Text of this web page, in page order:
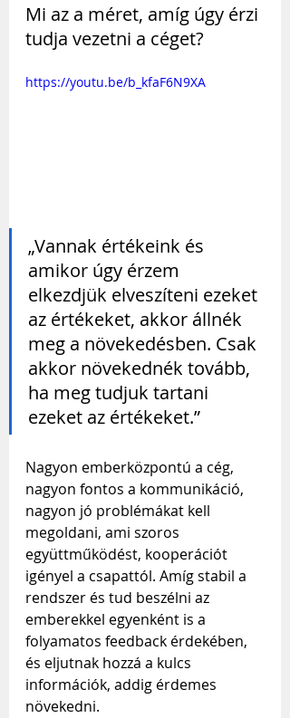
Mi az a méret, amíg úgy érzi
tudja vezetni a céget?
https://youtu.be/b_kfaF6N9XA
„Vannak értékeink és
amikor úgy érzem
elkezdjük elveszíteni ezeket
az értékeket, akkor állnék
meg a növekedésben. Csak
akkor növekednék tovább,
ha meg tudjuk tartani
ezeket az értékeket.”
Nagyon emberközpontú a cég,
nagyon fontos a kommunikáció,
nagyon jó problémákat kell
megoldani, ami szoros
együttműködést, kooperációt
igényel a csapattól. Amíg stabil a
rendszer és tud beszélni az
emberekkel egyenként is a
folyamatos feedback érdekében,
és eljutnak hozzá a kulcs
információk, addig érdemes
növekedni.